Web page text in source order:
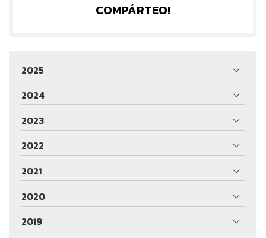
COMPÁRTEO!
2025
2024
2023
2022
2021
2020
2019